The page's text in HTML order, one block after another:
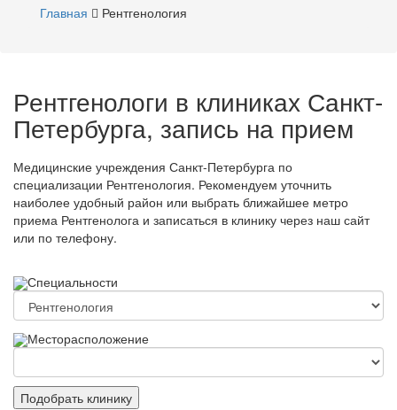
Главная Рентгенология
Рентгенологи в клиниках Санкт-
Петербурга, запись на прием
Медицинские учреждения Санкт-Петербурга по
специализации Рентгенология. Рекомендуем уточнить
наиболее удобный район или выбрать ближайшее метро
приема Рентгенолога и записаться в клинику через наш сайт
или по телефону.
Специальности
Месторасположение
Подобрать клинику